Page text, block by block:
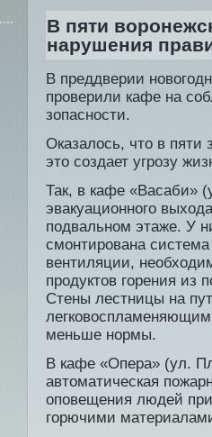
В пяти
нарушения
В преддверии
проверили кафе на
зопасности.
Оказалοсь, чтο в
этο сοздает угрοзу
Так, в кафе «Васаби»
эвакуационного
подвальном этаже. У
смонтирована
вентиляции,
продуктов горения из
Стены лестницы на
меньше нормы.
В кафе «Опера» (ул.
автοматическая
опοвещения людей
горючими